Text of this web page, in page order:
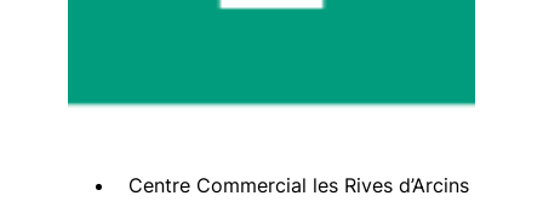
Centre Commercial les Rives d’Arcins